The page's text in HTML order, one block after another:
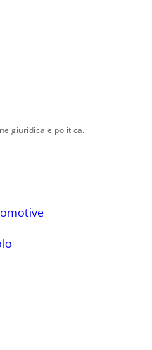
giuridica e politica.